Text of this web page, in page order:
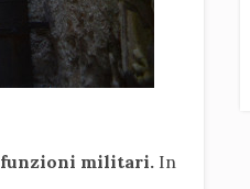
militari.In